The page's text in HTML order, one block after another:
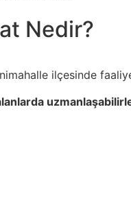
Nedir?
ilçesinde